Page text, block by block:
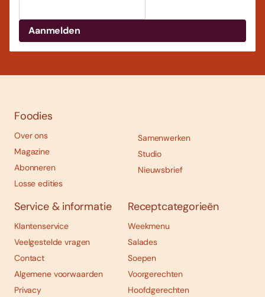
Foodies
Over ons
Magazine
Abonneren
Losse edities
Samenwerken
Studio
Nieuwsbrief
Service & informatie
Klantenservice
Veelgestelde vragen
Contact
Algemene voorwaarden
Privacy
Receptcategorieën
Weekmenu
Salades
Soepen
Voorgerechten
Hoofdgerechten